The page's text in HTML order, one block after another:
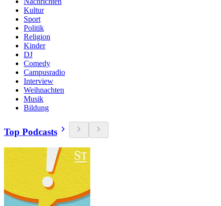
Kultur
Sport
Politik
Religion
Kinder
DJ
Comedy
Campusradio
Interview
Weihnachten
Musik
Bildung
Top Podcasts